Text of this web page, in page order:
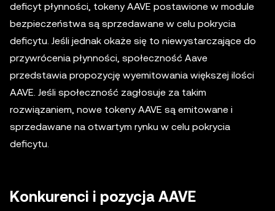
deficyt płynności, tokeny AAVE postawione w module
bezpieczeństwa są sprzedawane w celu pokrycia
deficytu. Jeśli jednak okaże się to niewystarczające do
przywrócenia płynności, społeczność Aave
przedstawia propozycję wyemitowania większej ilości
AAVE. Jeśli społeczność zagłosuje za takim
rozwiązaniem, nowe tokeny AAVE są emitowane i
sprzedawane na otwartym rynku w celu pokrycia
deficytu.
Konkurenci i pozycja AAVE